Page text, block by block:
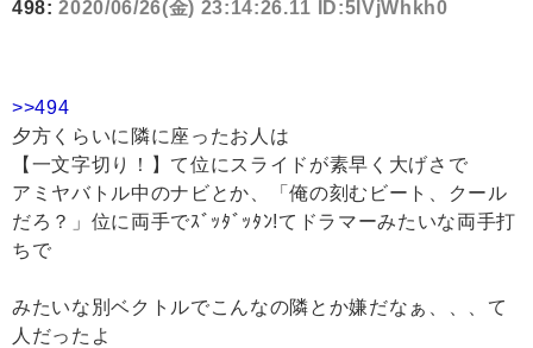
498:2020/06/26(金) 23:14:26.11 ID:5lVjWhkh0
>>494
夕方くらいに隣に座ったお人は
【一文字切り！】て位にスライドが素早く大げさで
アミヤバトル中のナビとか、「俺の刻むビート、クール
だろ？」位に両手でｽﾞｯﾀﾞｯﾀﾝ!てドラマーみたいな両手打
ちで
みたいな別ベクトルでこんなの隣とか嫌だなぁ、、、て
人だったよ